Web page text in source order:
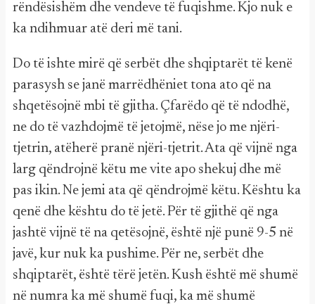
rëndësishëm dhe vendeve të fuqishme. Kjo nuk e
ka ndihmuar atë deri më tani.
Do të ishte mirë që serbët dhe shqiptarët të kenë
parasysh se janë marrëdhëniet tona ato që na
shqetësojnë mbi të gjitha. Çfarëdo që të ndodhë,
ne do të vazhdojmë të jetojmë, nëse jo me njëri-
tjetrin, atëherë pranë njëri-tjetrit. Ata që vijnë nga
larg qëndrojnë këtu me vite apo shekuj dhe më
pas ikin. Ne jemi ata që qëndrojmë këtu. Kështu ka
qenë dhe kështu do të jetë. Për të gjithë që nga
jashtë vijnë të na qetësojnë, është një punë 9-5 në
javë, kur nuk ka pushime. Për ne, serbët dhe
shqiptarët, është tërë jetën. Kush është më shumë
në numra ka më shumë fuqi, ka më shumë